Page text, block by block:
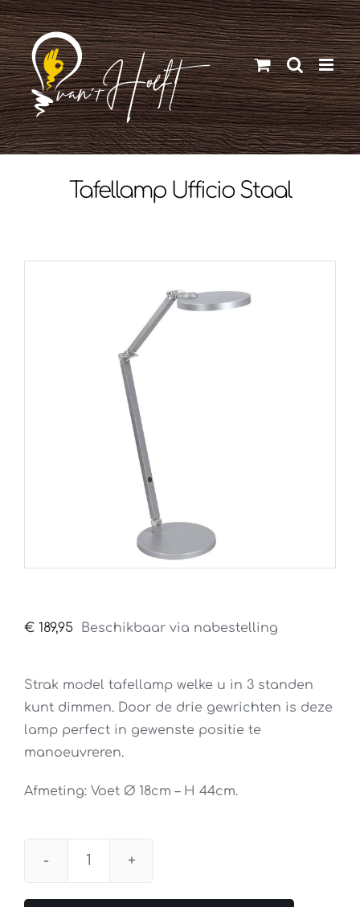
Ga
naar
inhoud
Tafellamp Ufficio Staal
€ 189,95 Beschikbaar via nabestelling
Strak model tafellamp welke u in 3 standen
kunt dimmen. Door de drie gewrichten is deze
lamp perfect in gewenste positie te
manoeuvreren.
Afmeting: Voet Ø 18cm – H 44cm.